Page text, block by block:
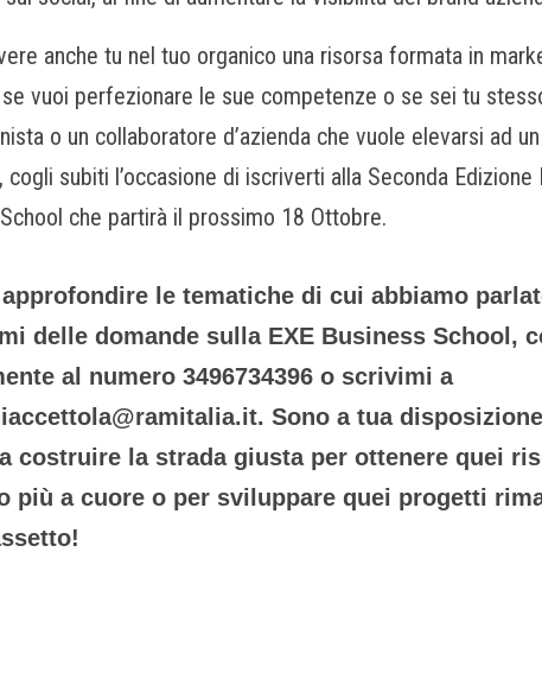
anche tu nel tuo organico una risorsa formata in
vuoi perfezionare le sue competenze o se sei tu
o un collaboratore d’azienda che vuole elevarsi ad
cogli subiti l’occasione di iscriverti alla Seconda Edizione
che partirà il prossimo 18 Ottobre.
le tematiche di cui abbiamo
delle domande sulla EXE Business School ,
al numero 3496734396 o scrivimi a
Sono a tua
costruire la strada giusta per ottenere quei
più a cuore o per sviluppare quei progetti